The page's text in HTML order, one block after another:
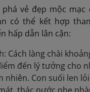
vẻ đẹp mộc mạc
có thể kết hợp
hấp dẫn lân cận:
Cách làng chài
đến lý tưởng cho
nhiên. Con suối len